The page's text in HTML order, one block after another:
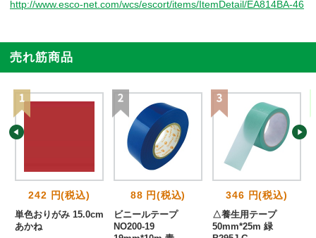
http://www.esco-net.com/wcs/escort/items/ItemDetail/EA814BA-46
売れ筋商品
242 円(税込)
単色おりがみ 15.0cm
あかね
88 円(税込)
ビニールテープ
NO200-19
346 円(税込)
△養生用テープ
50mm*25m 緑